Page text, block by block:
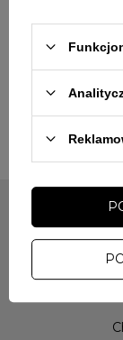
Zamawiając kilka
płacisz tylko raz.